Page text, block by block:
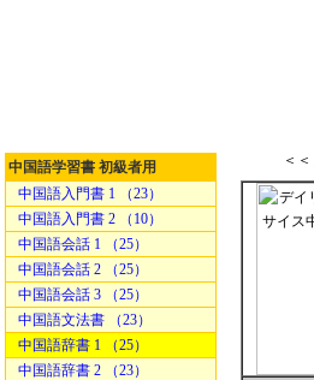
中国語学習書 初級者用
中国語入門書 1 （23）
中国語入門書 2 （10）
中国語会話 1 （25）
中国語会話 2 （25）
中国語会話 3 （25）
中国語文法書 （23）
中国語辞書 1 （25）
中国語辞書 2 （23）
＜＜